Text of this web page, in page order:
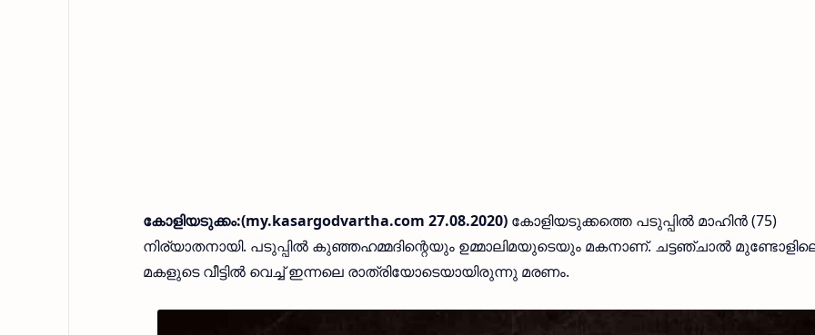
കോളിയടുക്കം:(my.kasargodvartha.com 27.08.2020) കോളിയടുക്കത്തെ പടുപ്പിൽ മാഹിൻ (75)
നിര്യാതനായി. പടുപ്പിൽ കുഞ്ഞഹമ്മദിന്റെയും ഉമ്മാലിമയുടെയും മകനാണ്. ചട്ടഞ്ചാൽ
മകളുടെ വീട്ടിൽ വെച്ച് ഇന്നലെ രാത്രിയോടെയായിരുന്നു മരണം.